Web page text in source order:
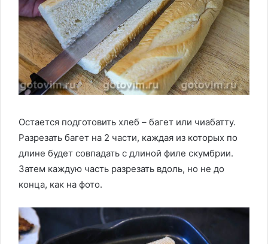
Остается подготовить хлеб – багет или чиабатту.
Разрезать багет на 2 части, каждая из которых по
длине будет совпадать с длиной филе скумбрии.
Затем каждую часть разрезать вдоль, но не до
конца, как на фото.